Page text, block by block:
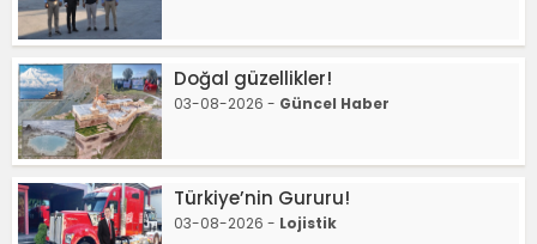
Doğal güzellikler!
03-08-2026 - Güncel Haber
Türkiye’nin Gururu!
03-08-2026 - Lojistik